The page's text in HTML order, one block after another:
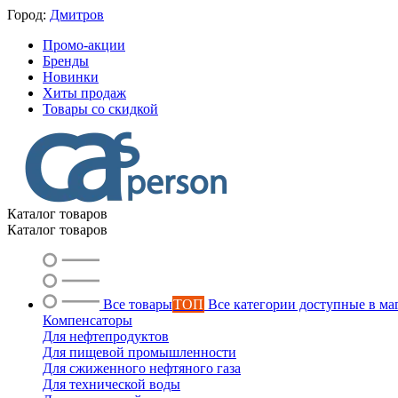
Город: Дмитров
Промо-акции
Бренды
Новинки
Хиты продаж
Товары со скидкой
Каталог товаров
Каталог товаров
Все товарыТОП Все категории доступные в
Компенсаторы
Для нефтепродуктов
Для пищевой промышленности
Для сжиженного нефтяного газа
Для технической воды